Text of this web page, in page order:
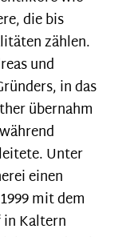
die bis
zählen.
und
in das
übernahm
Unter
einen
mit dem
Kaltern